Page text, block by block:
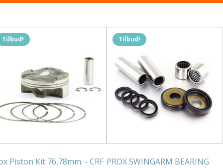
er:
169,00 kr..85,00 kr..
Tilbud!
Piston Kit 76,78mm. - CRF
Tilbud!
PROX SWINGARM BEARING